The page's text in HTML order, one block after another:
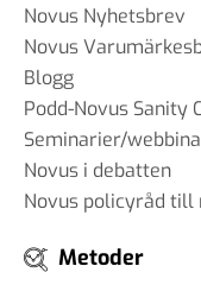
Novus Nyhetsbrev
Novus
Blogg
Podd-Novus Sanity
Seminarier/
Novus i debatten
Novus policyråd till
Metoder